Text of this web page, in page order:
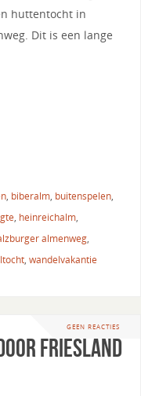
huttentocht in
Dit is een lange
, biberalm, buitenspelen,
, heinreichalm,
almenweg,
, wandelvakantie
GEEN REACTIES
Friesland